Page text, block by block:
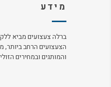
מידע
ברלה צעצועים מביא
הצעצועים הרחב ביותר,
והמותגים ובמחירים